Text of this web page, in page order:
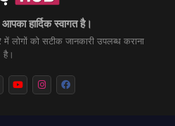
हार्दिक स्वागत है।
में लोगों को सटीक जानकारी उपलब्ध कराना
है।